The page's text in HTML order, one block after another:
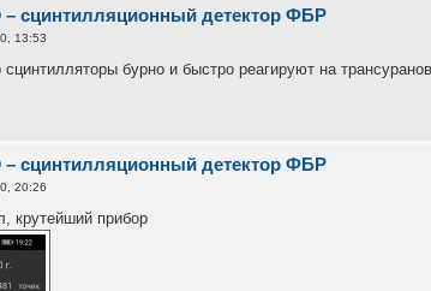
– сцинтилляционный детектор ФБР
13:53
сцинтилляторы бурно и быстро реагируют на
– сцинтилляционный детектор ФБР
20:26
крутейший прибор